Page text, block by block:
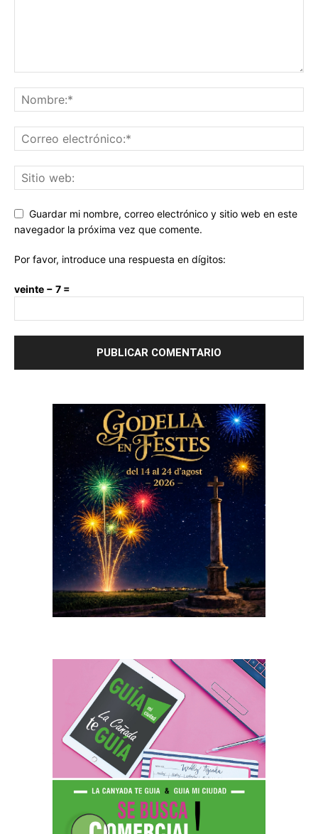
Guardar mi nombre, correo electrónico y sitio web en este
navegador la próxima vez que comente.
Por favor, introduce una respuesta en dígitos:
veinte − 7 =